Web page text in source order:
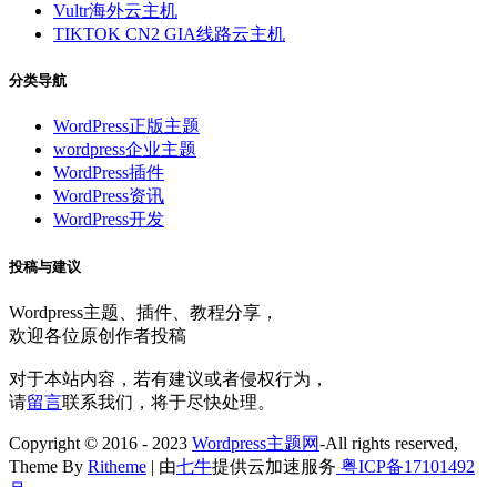
Vultr海外云主机
TIKTOK CN2 GIA线路云主机
分类导航
WordPress正版主题
wordpress企业主题
WordPress插件
WordPress资讯
WordPress开发
投稿与建议
Wordpress主题、插件、教程分享，
欢迎各位原创作者投稿
对于本站内容，若有建议或者侵权行为，
请留言联系我们，将于尽快处理。
Copyright © 2016 - 2023 Wordpress主题网-All rights reserved,
Theme By Ritheme | 由七牛提供云加速服务 粤ICP备17101492